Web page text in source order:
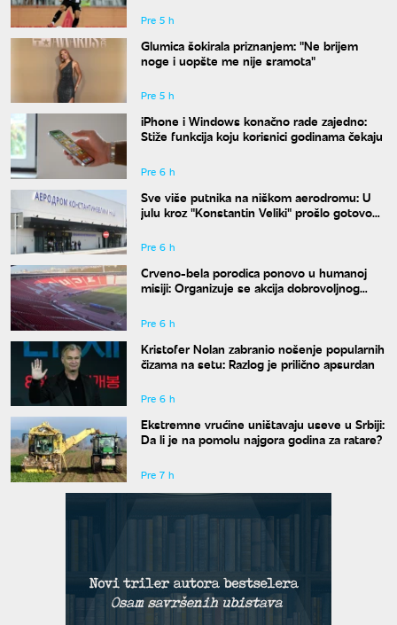
Pre 5 h
Glumica šokirala priznanjem: "Ne brijem
noge i uopšte me nije sramota"
Pre 5 h
iPhone i Windows konačno rade zajedno:
Stiže funkcija koju korisnici godinama čekaju
Pre 6 h
Sve više putnika na niškom aerodromu: U
julu kroz "Konstantin Veliki" prošlo gotovo
Pre 6 h
Crveno-bela porodica ponovo u humanoj
misiji: Organizuje se akcija dobrovoljnog
Pre 6 h
Kristofer Nolan zabranio nošenje popularnih
čizama na setu: Razlog je prilično apsurdan
Pre 6 h
Ekstremne vrućine uništavaju useve u Srbiji:
Da li je na pomolu najgora godina za ratare?
Pre 7 h